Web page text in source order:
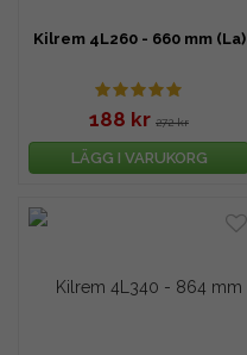
Kilrem 4L260 - 660 mm (La)
188 kr 272 kr
LÄGG I VARUKORG